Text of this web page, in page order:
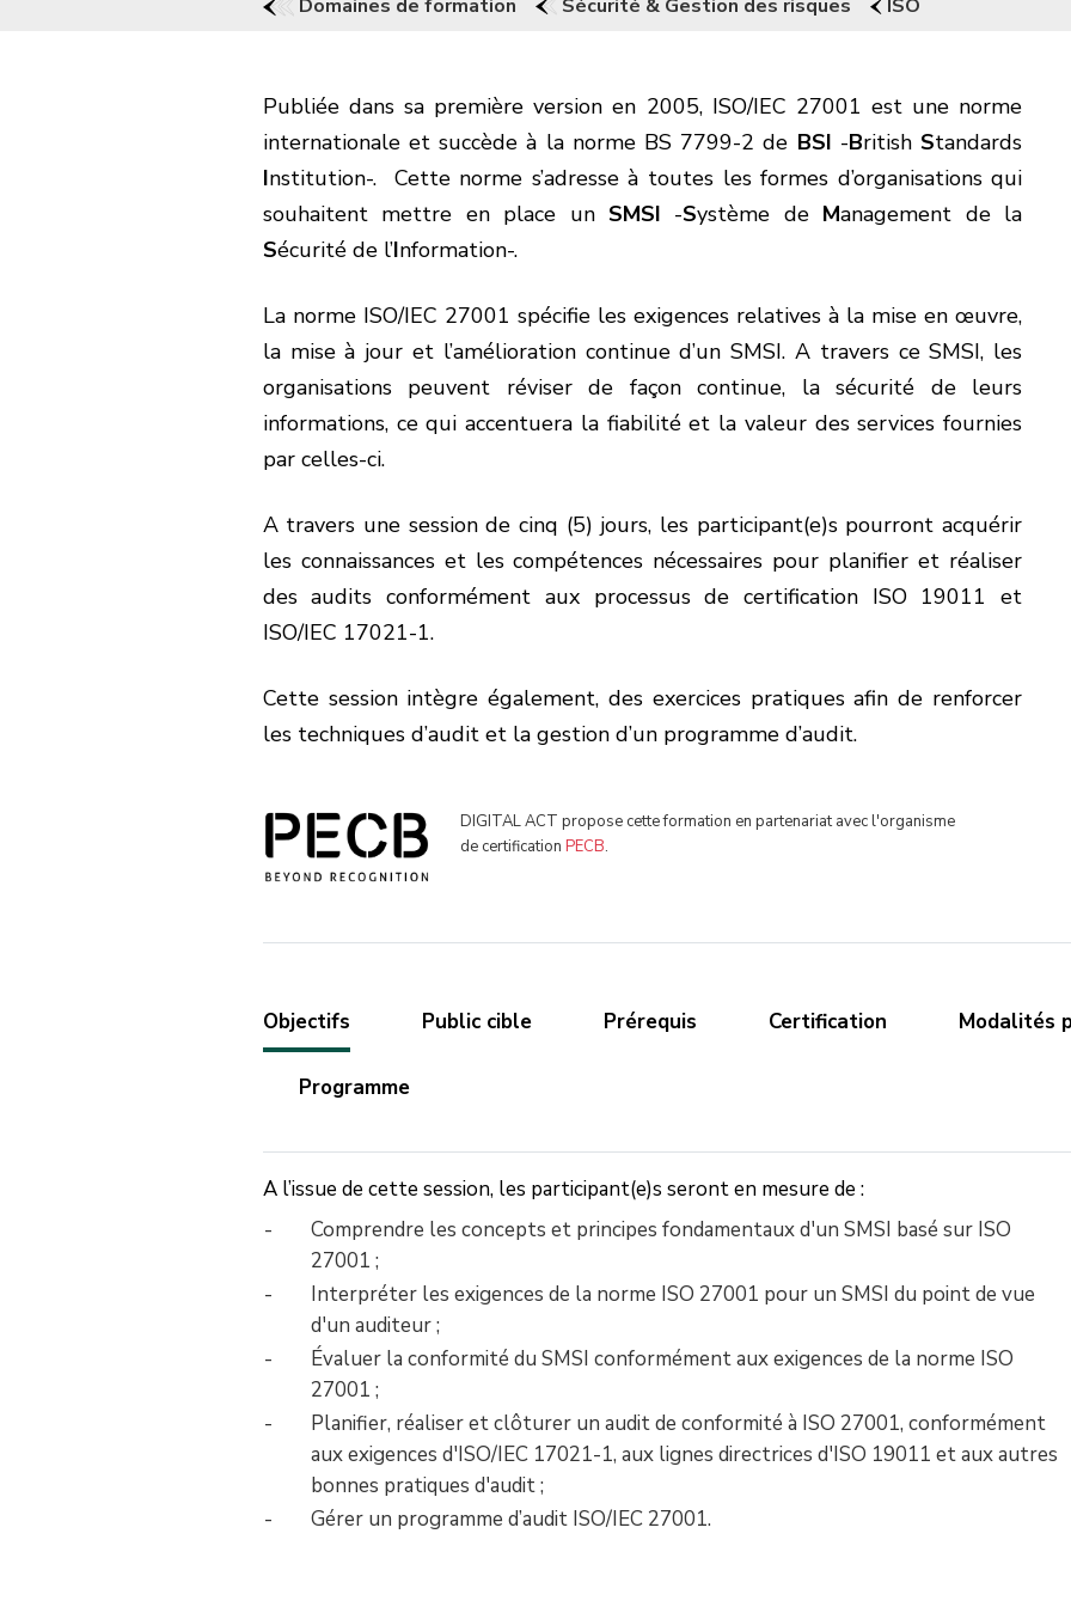
Domaines de formation Sécurité & Gestion des risques ISO
Publiée dans sa première version en 2005, ISO/IEC 27001 est une norme
internationale et succède à la norme BS 7799-2 de BSI -BritishStandards
Institution-. Cette norme s’adresse à toutes les formes d’organisations qui
souhaitent mettre en place un SMSI -Système de Management de la
Sécurité de l’Information-.
La norme ISO/IEC 27001 spécifie les exigences relatives à la mise en œuvre,
la mise à jour et l’amélioration continue d’un SMSI. A travers ce SMSI, les
organisations peuvent réviser de façon continue, la sécurité de leurs
informations, ce qui accentuera la fiabilité et la valeur des services fournies
par celles-ci.
A travers une session de cinq (5) jours, les participant(e)s pourront acquérir
les connaissances et les compétences nécessaires pour planifier et réaliser
des audits conformément aux processus de certification ISO 19011 et
ISO/IEC 17021-1.
Cette session intègre également, des exercices pratiques afin de renforcer
les techniques d’audit et la gestion d’un programme d’audit.
DIGITAL ACT propose cette formation en partenariat avec l'organisme
de certification PECB.
Objectifs Public cible Prérequis Certification Modalités
Programme
A l’issue de cette session, les participant(e)s seront en mesure de :
Comprendre les concepts et principes fondamentaux d'un SMSI basé sur ISO
27001 ;
Interpréter les exigences de la norme ISO 27001 pour un SMSI du point de vue
d'un auditeur ;
Évaluer la conformité du SMSI conformément aux exigences de la norme ISO
27001 ;
Planifier, réaliser et clôturer un audit de conformité à ISO 27001, conformément
aux exigences d'ISO/IEC 17021-1, aux lignes directrices d'ISO 19011 et aux autres
bonnes pratiques d'audit ;
Gérer un programme d’audit ISO/IEC 27001.